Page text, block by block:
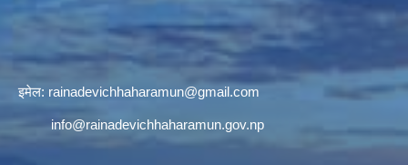
इमेल: rainadevichhaharamun@gmail.com
info@rainadevichhaharamun.gov.np